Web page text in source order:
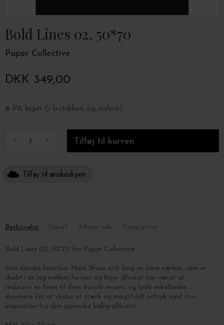
Bold Lines 02, 50*70
Paper Collective
DKK 349,00
På lager (i butikken og online)
- +
Tilføj til ønskeskyen
Beskrivelse
Bold Lines 02, 50*70 fra Paper Collective
Den danske kunstner Nina Bruun står bag en serie værker, som er
skabt i en leg mellem former og linjer. Ønsket har været at
reducere en form til dens basale essens, og lade enkelheden
dominere for at skabe et stærk og magtfuldt udtryk med stor
inspiration fra den japanske kalligrafikunst.